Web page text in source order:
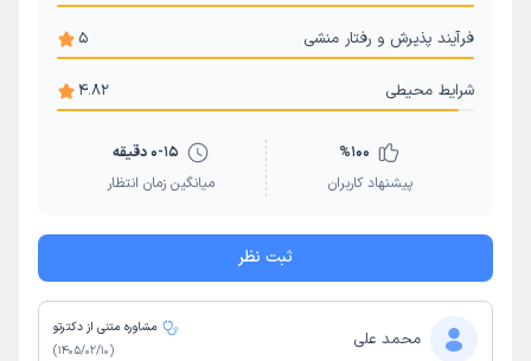
فرآیند پذیرش و رفتار منشی 5
شرایط محیطی 4.82
%100
پیشنهاد کاربران
0-15 دقیقه
میانگین زمان انتظار
ثبت نظر
محمد علی
مشاوره متنی از دکترتو
(
1405/02/10
)